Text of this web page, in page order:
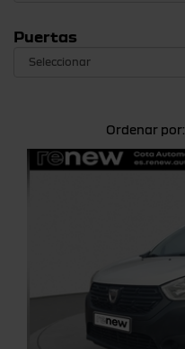
Puertas
Ordenar por: